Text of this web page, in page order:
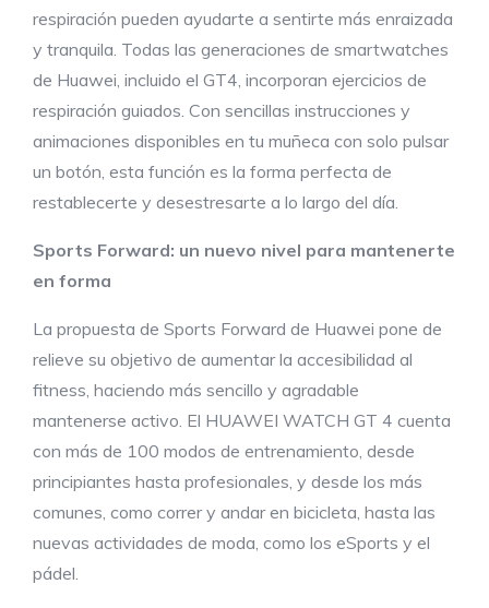
respiración pueden ayudarte a sentirte más enraizada
y tranquila. Todas las generaciones de smartwatches
de Huawei, incluido el GT4, incorporan ejercicios de
respiración guiados. Con sencillas instrucciones y
animaciones disponibles en tu muñeca con solo pulsar
un botón, esta función es la forma perfecta de
restablecerte y desestresarte a lo largo del día.
Sports Forward: un nuevo nivel para mantenerte
en forma
La propuesta de Sports Forward de Huawei pone de
relieve su objetivo de aumentar la accesibilidad al
fitness, haciendo más sencillo y agradable
mantenerse activo. El HUAWEI WATCH GT 4 cuenta
con más de 100 modos de entrenamiento, desde
principiantes hasta profesionales, y desde los más
comunes, como correr y andar en bicicleta, hasta las
nuevas actividades de moda, como los eSports y el
pádel.